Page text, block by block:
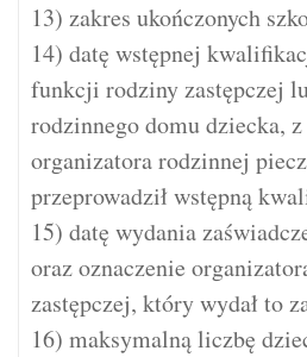
13) zakres ukończonych
14) datę wstępnej
funkcji rodziny zastępczej
rodzinnego domu dziecka,
organizatora rodzinnej
przeprowadził wstępną
15) datę wydania
oraz oznaczenie
zastępczej, który wydał to
16) maksymalną liczbę